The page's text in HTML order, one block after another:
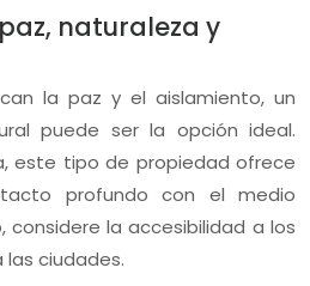
naturaleza y
la paz y el aislamiento, un
puede ser la opción ideal.
este tipo de propiedad ofrece
profundo con el medio
considere la accesibilidad a los
las ciudades.